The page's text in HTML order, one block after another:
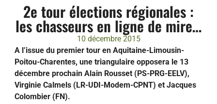
2e tour élections régionales :
les chasseurs en ligne de mire…
10 décembre 2015
A l’issue du premier tour en Aquitaine-Limousin-
Poitou-Charentes, une triangulaire opposera le 13
décembre prochain Alain Rousset (PS-PRG-EELV),
Virginie Calmels (LR-UDI-Modem-CPNT) et Jacques
Colombier (FN).